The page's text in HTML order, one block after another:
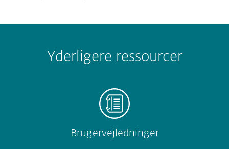
Yderligere ressourcer
Brugervejledninger